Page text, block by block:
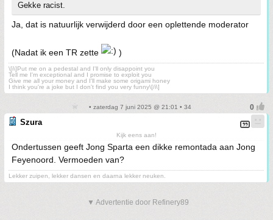
Gekke racist.
Ja, dat is natuurlijk verwijderd door een oplettende moderator
(Nadat ik een TR zette )
\[i\]Put me on a pedestal and I'll only disappoint you
Tell me I'm exceptional and I promise to exploit you
Give me all your money and I'll make some origami honey
I think you're a joke but I don't find you very funny\[/i\]
• zaterdag 7 juni 2025 @ 21:01 • 34
Szura
Kijk eens aan!
Ondertussen geeft Jong Sparta een dikke remontada aan Jong
Feyenoord. Vermoeden van?
Lekker zuipen, lekker dansen en daarna lekker neuken.
▼ Advertentie door Refinery89